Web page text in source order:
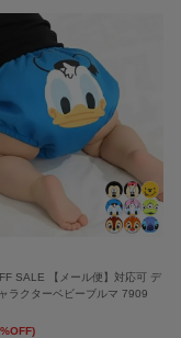
SALE 【メール便】対応可 デ
ラクターベビーブルマ 7909